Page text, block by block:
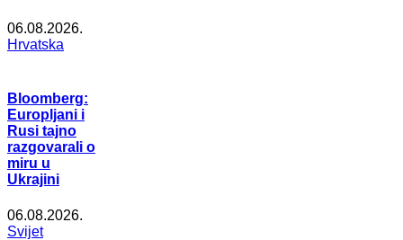
06.08.2026.
Hrvatska
Bloomberg:
Europljani i
Rusi tajno
razgovarali o
miru u
Ukrajini
06.08.2026.
Svijet